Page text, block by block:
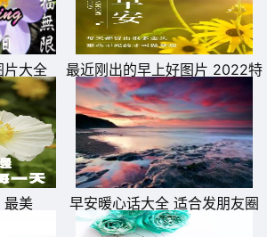
恰巧喜欢你，这大概是世界上最美好的
片大全
最近刚出的早上好图片 2022特
别漂亮的早上好图片
最美
早安暖心话大全 适合发朋友圈
的早安正能量简单一句话